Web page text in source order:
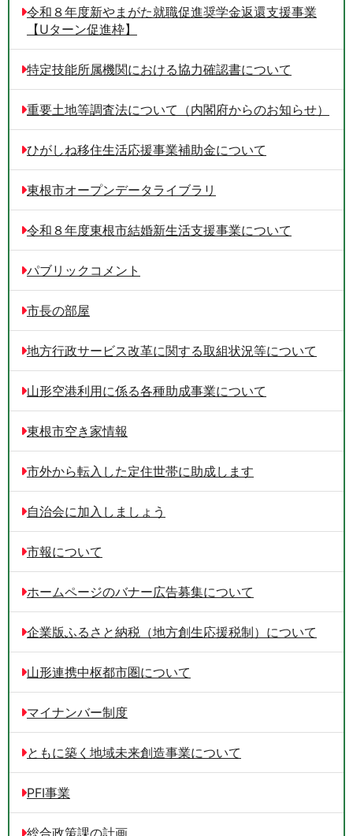
令和８年度新やまがた就職促進奨学金返還支援事業
【Uターン促進枠】
特定技能所属機関における協力確認書について
重要土地等調査法について（内閣府からのお知らせ）
ひがしね移住生活応援事業補助金について
東根市オープンデータライブラリ
令和８年度東根市結婚新生活支援事業について
パブリックコメント
市長の部屋
地方行政サービス改革に関する取組状況等について
山形空港利用に係る各種助成事業について
東根市空き家情報
市外から転入した定住世帯に助成します
自治会に加入しましょう
市報について
ホームページのバナー広告募集について
企業版ふるさと納税（地方創生応援税制）について
山形連携中枢都市圏について
マイナンバー制度
ともに築く地域未来創造事業について
PFI事業
総合政策課の計画